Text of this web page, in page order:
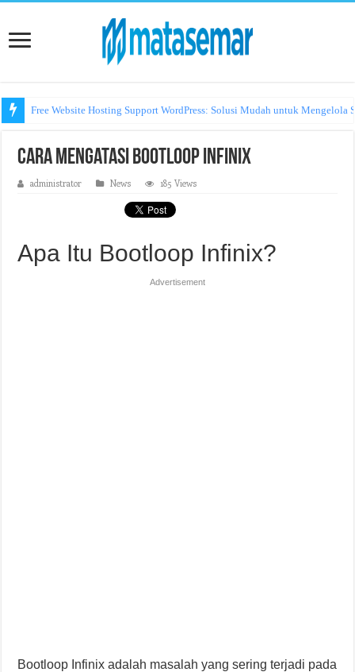
Free Website Hosting Support WordPress: Solusi Mudah untuk Mengelola
Cara Mengatasi Bootloop Infinix
administrator News 185 Views
Apa Itu Bootloop Infinix?
Advertisement
Bootloop Infinix adalah masalah yang sering terjadi pada